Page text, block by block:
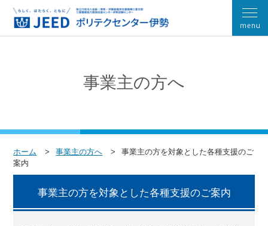
事業主の方へ
ホーム 事業主の方へ
事業主の方を対象とした各種支援のご
案内
事業主の方を対象とした各種支援のご案内